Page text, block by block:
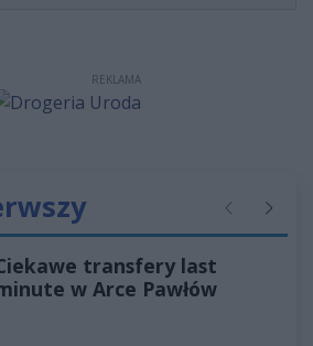
REKLAMA
Poprzednie
transfery last
w Arce Pawłów